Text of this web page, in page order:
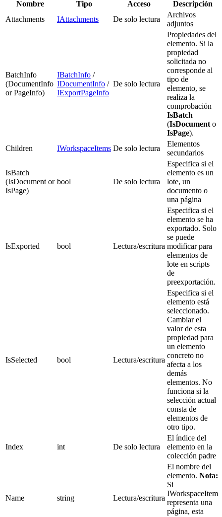
Nombre Tipo Acceso
Descripción
Attachments
IAttachments De solo lectura
Archivos
adjuntos
BatchInfo
(DocumentInfo
or PageInfo)
IBatchInfo /
IDocumentInfo /
IExportPageInfo
De solo lectura
Propiedades del
elemento. Si la
propiedad
solicitada no
corresponde al
tipo de
elemento, se
realiza la
comprobación
IsBatch
(IsDocument o
IsPage).
Children
IWorkspaceItems De solo lectura
Elementos
secundarios
IsBatch
(IsDocument or
IsPage)
bool De solo lectura
Especifica si el
elemento es un
lote, un
documento o
una página
IsExported bool Lectura/escritura
Especifica si el
elemento se ha
exportado. Solo
se puede
modificar para
elementos de
lote en scripts
de
preexportación.
IsSelected bool Lectura/escritura
Especifica si el
elemento está
seleccionado.
Cambiar el
valor de esta
propiedad para
un elemento
concreto no
afecta a los
demás
elementos. No
funciona si la
selección actual
consta de
elementos de
otro tipo.
Index int De solo lectura
El índice del
elemento en la
colección padre
Name string Lectura/escritura
El nombre del
elemento. Nota:
Si
IWorkspaceItem
representa una
página, esta